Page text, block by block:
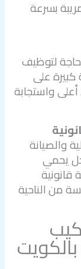
بسرعة
لتوظيف
على
واستجابة
والصيانة
يحمي
من الناحية